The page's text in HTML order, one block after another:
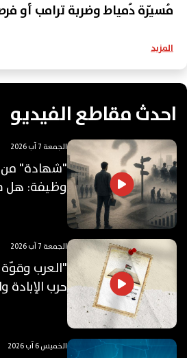
مُسيّرة دُمياط وضربة ترامب أو
المزيد
احدث مقاطع الفيديو
الجمعة 7 آب 2026
"شهادة"
وظيفة: هل
الجامعي
الجمعة 7 آب 2026
"العرب وقوّة
حرب الإبادة
الخميس 6 آب 2026